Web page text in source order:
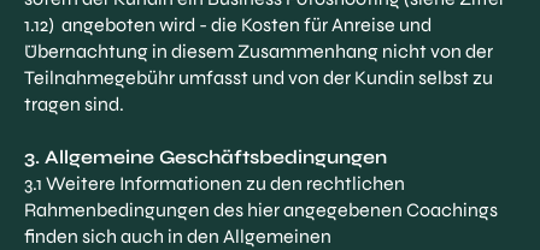
1.12) angeboten wird - die Kosten für Anreise und
Übernachtung in diesem Zusammenhang nicht von der
Teilnahmegebühr umfasst und von der Kundin selbst zu
tragen sind.
3. Allgemeine Geschäftsbedingungen
3.1 Weitere Informationen zu den rechtlichen
Rahmenbedingungen des hier angegebenen Coachings
finden sich auch in den Allgemeinen